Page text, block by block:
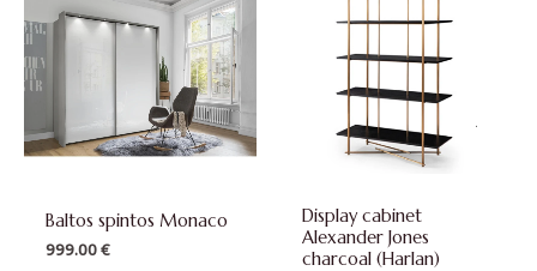
Baltos spintos Monaco
999.00€
Display cabinet
Alexander Jones
charcoal (Harlan)